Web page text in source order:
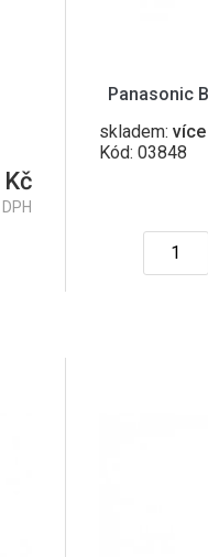
Panasonic
skladem:
Kód: 03848